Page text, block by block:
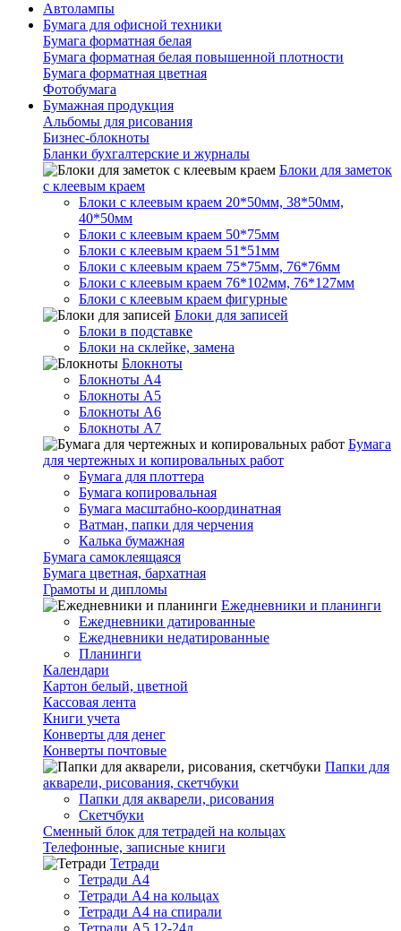
Автолампы
Бумага для офисной техники
Бумага форматная белая
Бумага форматная белая повышенной плотности
Бумага форматная цветная
Фотобумага
Бумажная продукция
Альбомы для рисования
Бизнес-блокноты
Бланки бухгалтерские и журналы
Блоки для заметок
с клеевым краем
Блоки с клеевым краем 20*50мм, 38*50мм,
40*50мм
Блоки с клеевым краем 50*75мм
Блоки с клеевым краем 51*51мм
Блоки с клеевым краем 75*75мм, 76*76мм
Блоки с клеевым краем 76*102мм, 76*127мм
Блоки с клеевым краем фигурные
Блоки для записей
Блоки в подставке
Блоки на склейке, замена
Блокноты
Блокноты А4
Блокноты А5
Блокноты А6
Блокноты А7
Бумага
для чертежных и копировальных работ
Бумага для плоттера
Бумага копировальная
Бумага масштабно-координатная
Ватман, папки для черчения
Калька бумажная
Бумага самоклеящаяся
Бумага цветная, бархатная
Грамоты и дипломы
Ежедневники и планинги
Ежедневники датированные
Ежедневники недатированные
Планинги
Календари
Картон белый, цветной
Кассовая лента
Книги учета
Конверты для денег
Конверты почтовые
Папки для
акварели, рисования, скетчбуки
Папки для акварели, рисования
Скетчбуки
Сменный блок для тетрадей на кольцах
Телефонные, записные книги
Тетради
Тетради А4
Тетради А4 на кольцах
Тетради А4 на спирали
Тетради А5 12-24л